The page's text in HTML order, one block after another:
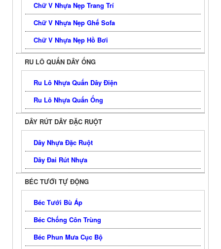
Chữ V Nhựa Nẹp Trang Trí
Chữ V Nhựa Nẹp Ghế Sofa
Chữ V Nhựa Nẹp Hồ Bơi
RU LÔ QUẤN DÂY ỐNG
Ru Lô Nhựa Quấn Dây Điện
Ru Lô Nhựa Quấn Ống
DÂY RÚT DÂY ĐẶC RUỘT
Dây Nhựa Đặc Ruột
Dây Đai Rút Nhựa
BÉC TƯỚI TỰ ĐỘNG
Béc Tưới Bù Áp
Béc Chống Côn Trùng
Béc Phun Mưa Cục Bộ